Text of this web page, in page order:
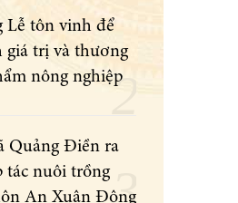
Lễ tôn vinh để
giá trị và thương
nông nghiệp
Quảng Điền ra
tác nuôi trồng
An Xuân Đông